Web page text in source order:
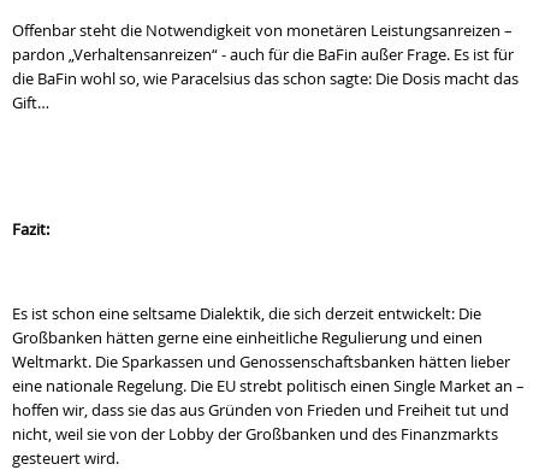
Offenbar steht die Notwendigkeit von monetären Leistungsanreizen –
pardon „Verhaltensanreizen“ - auch für die BaFin außer Frage. Es ist für
die BaFin wohl so, wie Paracelsius das schon sagte: Die Dosis macht das
Gift…
Fazit:
Es ist schon eine seltsame Dialektik, die sich derzeit entwickelt: Die
Großbanken hätten gerne eine einheitliche Regulierung und einen
Weltmarkt. Die Sparkassen und Genossenschaftsbanken hätten lieber
eine nationale Regelung. Die EU strebt politisch einen Single Market an –
hoffen wir, dass sie das aus Gründen von Frieden und Freiheit tut und
nicht, weil sie von der Lobby der Großbanken und des Finanzmarkts
gesteuert wird.